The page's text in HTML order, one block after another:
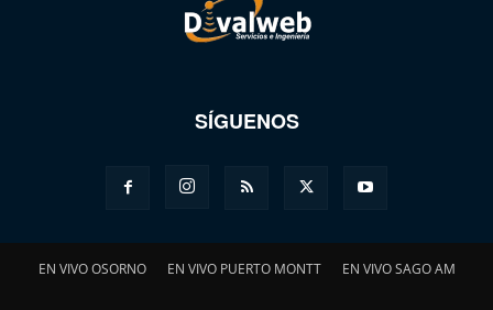
SÍGUENOS
EN VIVO OSORNO EN VIVO PUERTO MONTT EN VIVO SAGO AM